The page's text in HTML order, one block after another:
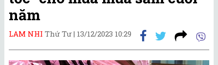
năm
LAM NHI Thứ Tư | 13/12/2023 10:29